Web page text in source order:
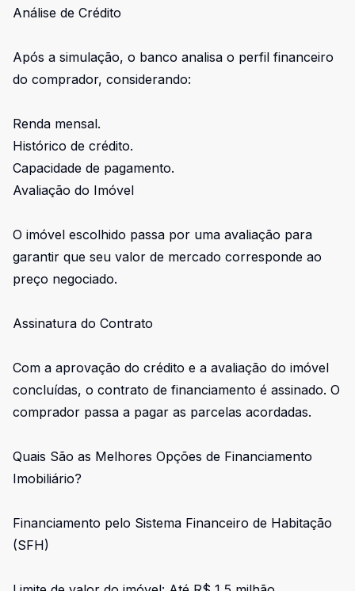
Análise de Crédito
Após a simulação, o banco analisa o perfil financeiro
do comprador, considerando:
Renda mensal.
Histórico de crédito.
Capacidade de pagamento.
Avaliação do Imóvel
O imóvel escolhido passa por uma avaliação para
garantir que seu valor de mercado corresponde ao
preço negociado.
Assinatura do Contrato
Com a aprovação do crédito e a avaliação do imóvel
concluídas, o contrato de financiamento é assinado. O
comprador passa a pagar as parcelas acordadas.
Quais São as Melhores Opções de Financiamento
Imobiliário?
Financiamento pelo Sistema Financeiro de Habitação
(SFH)